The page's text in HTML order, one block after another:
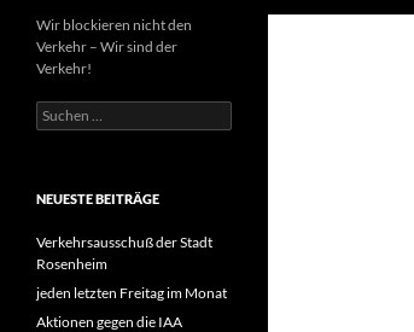
Wir blockieren nicht den
Verkehr – Wir sind der
Verkehr!
Suchen
nach:
NEUESTE BEITRÄGE
Verkehrsausschuß der Stadt
Rosenheim
jeden letzten Freitag im Monat
Aktionen gegen die IAA